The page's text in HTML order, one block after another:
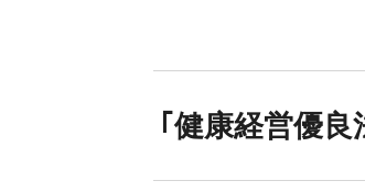
｢健康経営優